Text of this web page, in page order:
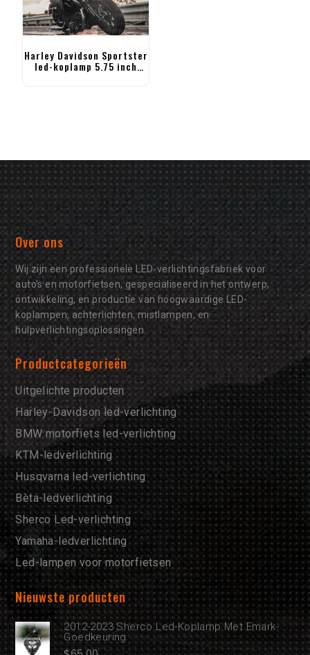
Harley Davidson Sportster
led-koplamp 5.75 inch
Over ons
Wij zijn een professionele LED-verlichtingsfabriek voor
auto's en motorfietsen, gespecialiseerd in het ontwerp,
ontwikkeling, en productie van hoogwaardige LED-
koplampen, achterlichten, mistlampen, en
hulpverlichtingsoplossingen.
Productcategorieën
Uitgelichte producten
Harley-Davidson led-verlichting
BMW motorfiets led-verlichting
KTM-ledverlichting
Husqvarna led-verlichting
Bèta-ledverlichting
Sherco Led-verlichting
Yamaha-ledverlichting
Led-lampen voor motorfietsen
Nieuwste producten
2012-2023 Sherco Led-Koplamp Met Emark-
Goedkeuring